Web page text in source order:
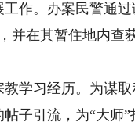
作。办案民警通过
并在其暂住地内查
习经历。为谋取
子引流，为“大师”